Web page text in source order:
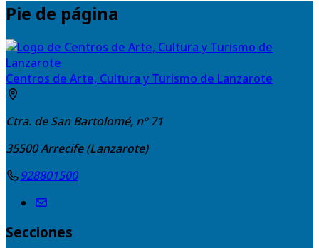
Pie de página
Centros de Arte, Cultura y Turismo de Lanzarote
Ctra. de San Bartolomé, nº 71
35500Arrecife (Lanzarote)
928801500
Secciones